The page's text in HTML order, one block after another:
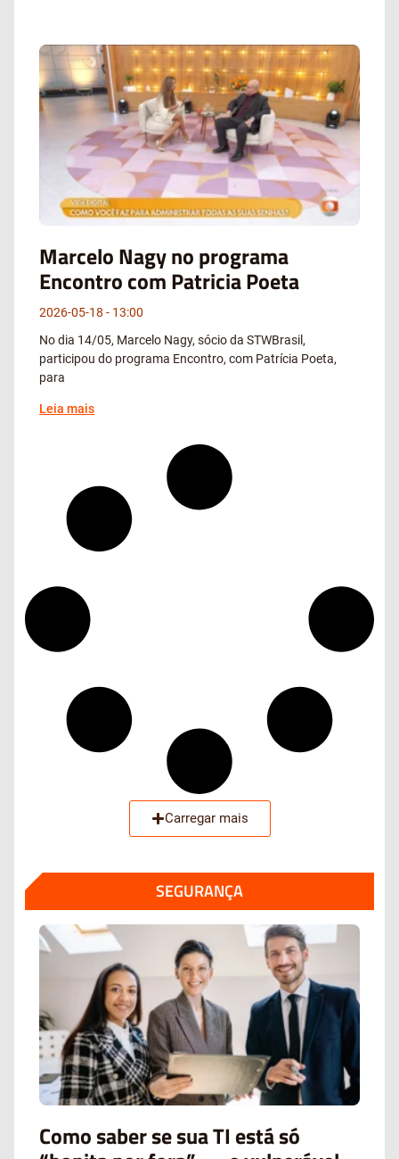
Marcelo Nagy no programa
Encontro com Patricia Poeta
2026-05-18
13:00
No dia 14/05, Marcelo Nagy, sócio da STWBrasil,
participou do programa Encontro, com Patrícia Poeta,
para
Leia mais
Carregar mais
SEGURANÇA
Como saber se sua TI está só